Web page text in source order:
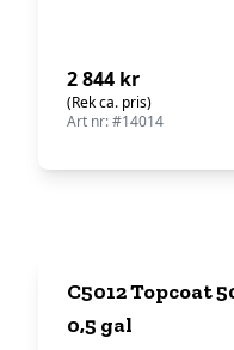
2 844 kr
(Rek ca. pris)
Art nr: #14014
C5012 Topcoat
0,5 gal